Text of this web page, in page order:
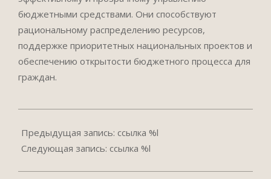
бюджетными средствами. Они способствуют
рациональному распределению ресурсов,
поддержке приоритетных национальных проектов и
обеспечению открытости бюджетного процесса для
граждан.
07-
09
Предыдущая запись: ссылка %l
Следующая запись: ссылка %l